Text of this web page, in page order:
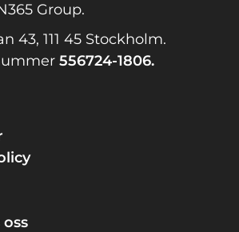
Group.
43, 111 45 Stockholm.
556724-1806.